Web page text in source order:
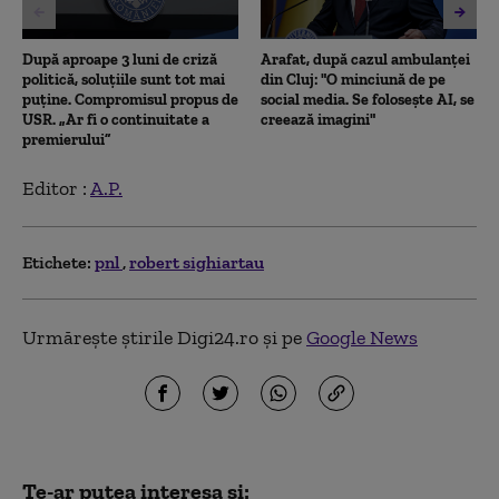
După aproape 3 luni de criză
politică, soluțiile sunt tot mai
puține. Compromisul propus de
USR. „Ar fi o continuitate a
premierului”
Arafat, după cazul ambulanței
din Cluj: "O minciună de pe
social media. Se folosește AI, se
creează imagini"
Editor :A.P.
Etichete: pnl robert sighiartau
Urmărește știrile Digi24.ro și peGoogle News
Te-ar putea interesa și: